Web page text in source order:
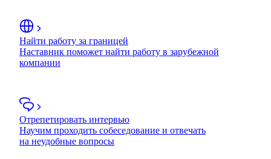
Найти работу за границей
Наставник поможет найти работу в зарубежной
компании
Отрепетировать интервью
Научим проходить собеседование и отвечать
на неудобные вопросы